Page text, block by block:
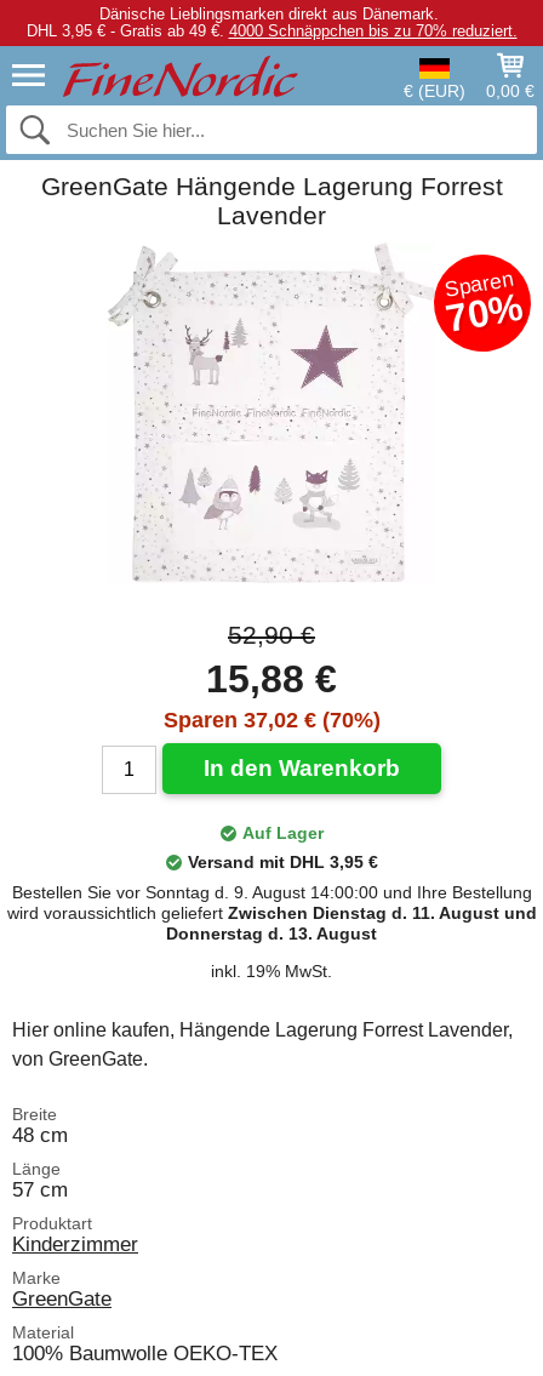
Dänische Lieblingsmarken direkt aus Dänemark.
DHL 3,95 € - Gratis ab 49 €. 4000 Schnäppchen bis zu 70% reduziert.
€ (EUR) 0,00 €
GreenGate Hängende Lagerung Forrest
Lavender
Sparen
70%
52,90 €
15,88 €
Sparen 37,02 € (70%)
In den Warenkorb
Auf Lager
Versand mit DHL 3,95 €
Bestellen Sie vor Sonntag d. 9. August 14:00:00 und Ihre Bestellung
wird voraussichtlich geliefert Zwischen Dienstag d. 11. August und
Donnerstag d. 13. August
inkl. 19% MwSt.
Hier online kaufen, Hängende Lagerung Forrest Lavender,
von GreenGate.
Breite
48 cm
Länge
57 cm
Produktart
Kinderzimmer
Marke
GreenGate
Material
100% Baumwolle OEKO-TEX